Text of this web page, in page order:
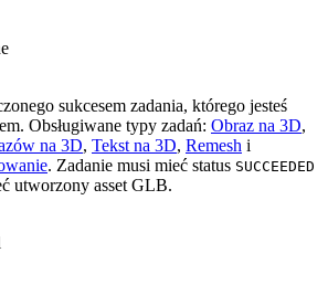
sukcesem zadania, którego jesteś
Obsługiwane typy zadań: Obraz na 3D,
na 3D, Tekst na 3D, Remesh i
. Zadanie musi mieć status SUCCEEDED
utworzony asset GLB.